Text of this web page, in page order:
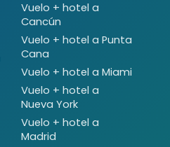
Vuelo + hotel a
Cancún
Vuelo + hotel a Punta
Cana
Vuelo + hotel a Miami
Vuelo + hotel a
Nueva York
Vuelo + hotel a
Madrid